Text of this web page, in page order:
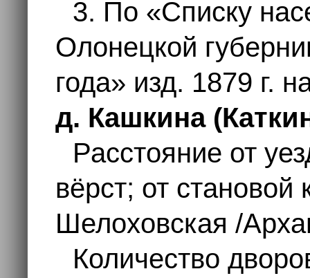
3. По «Списку
Олонецкой
года» изд. 1879 г.
д. Кашкина
Расстояние от
вёрст; от становой
Шелоховская /
Количество